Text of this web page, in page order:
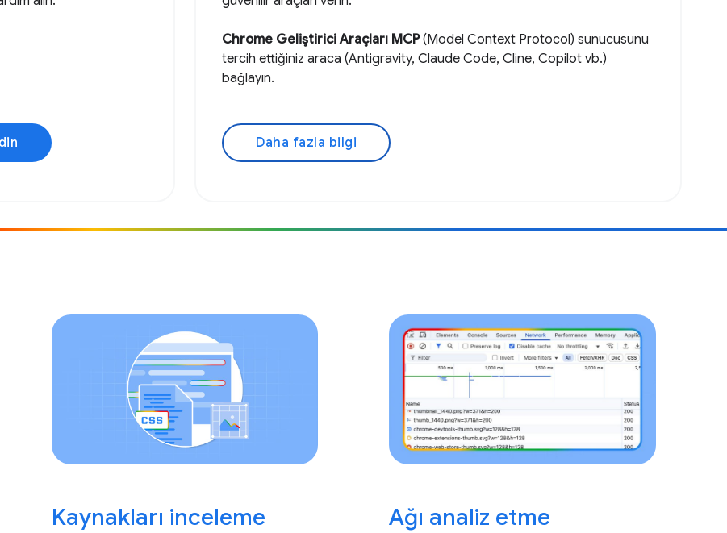
Chrome Geliştirici Araçları MCP(Model Context Protocol) sunucusunu
tercih ettiğiniz araca (Antigravity, Claude Code, Cline, Copilot vb.)
bağlayın.
Daha fazla bilgi
Kaynakları inceleme Ağı analiz etme